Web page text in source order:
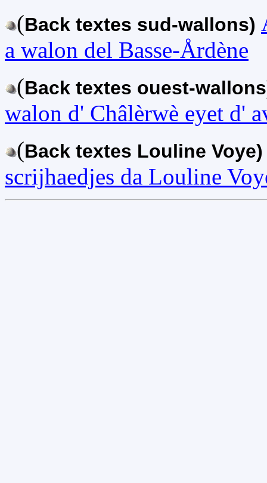
(Back textes sud-wallons)
a walon del Basse-Årdène
(Back textes ouest-
walon d' Châlèrwè eyet d'
(Back textes Louline
scrijhaedjes da Louline